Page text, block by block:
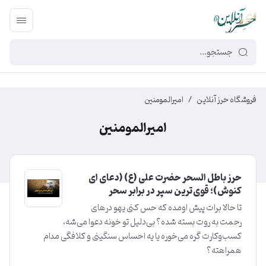
449f43cf-3da2-4422-bb12-2566cb5b8b05
فروشگاه حرز آنلاین / امیرالمومنین
امیرالمومنین
حرز باطل‌ السحر حضرت علی (ع) (دعای ای
کنوش)؛ قوی‌ترین سپر در برابر سحر
تا حالا برات پیش اومده که حس کنی یهو درهای
رحمت به روت بسته شده؟ بی‌دلیل تو خونه دعوا می‌شه،
کسب‌و‌کارت گره می‌خوره یا یه احساس سنگینی و کلافگی مدام
همراهته؟